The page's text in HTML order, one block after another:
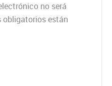
no será
obligatorios están